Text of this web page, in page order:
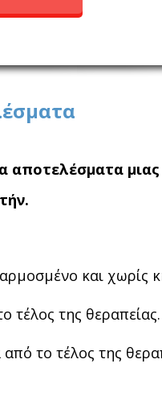
μιας
και χωρίς
τέλος της θεραπείας.
το τέλος της